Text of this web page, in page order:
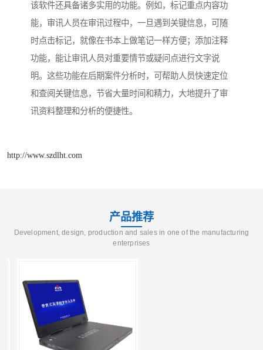
该软件还具备诸多实用的功能。例如，标记重点内容功
能，审讯人员在审讯过程中，一旦遇到关键信息，可随
时点击标记，就像在书本上做笔记一样方便；添加注释
功能，能让审讯人员对重要情节或疑问点进行文字说
明。这些功能在后期案件分析时，可帮助人员快速定位
和查阅关键信息，节省大量时间和精力，大地提升了审
讯资料整理和分析的便捷性。​
http://www.szdlht.com
产品推荐
Development, design, production and sales in one of the manufacturing
enterprises